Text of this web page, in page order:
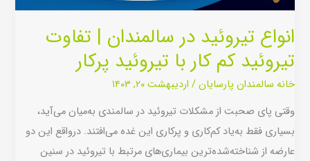
انواع تیروئید در سالمندان | تفاوت
تیروئید کم کار با تیروئید پرکار
خانه سالمندان پارسایان/ اردیبهشت ۲۰, ۱۴۰۳
وقتی پای صحبت از مشکلات تیروئید در سالمندی به‌میان می‌آید،
بسیاری فقط به‌یاد کم‌کاری و پرکاری این غده می‌افتند. درواقع این دو
عارضه از شناخته‌شده‌ترین بیماری‌های مرتبط با تیروئید در سنین
کم
کار
تیروئید
پرکار